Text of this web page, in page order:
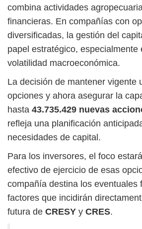
combina actividades
financieras. En compañías con
diversificadas, la gestión del
papel estratégico, especialmente
volatilidad macroeconómica.
La decisión de mantener vigente
opciones y ahora asegurar la
hasta 43.735.429 nuevas
refleja una planificación
necesidades de capital.
Para los inversores, el foco
efectivo de ejercicio de esas
compañía destina los eventuales
factores que incidirán
futura de CRESY y CRES.